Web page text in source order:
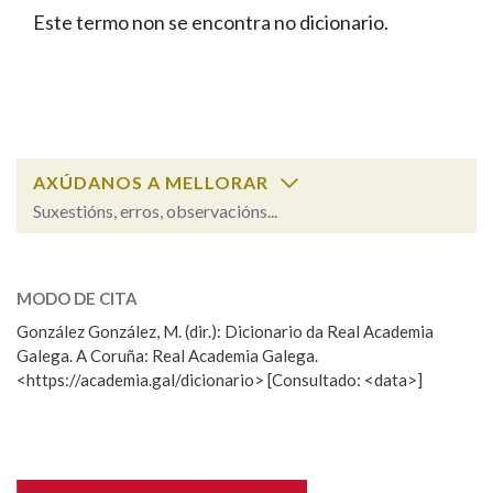
FIGURAS HOMENAXEADAS
PORTAL DAS PALABRAS
Facebook
TwitterYoutubeInstagram
Bluesky
BUSCAR NOS LEMAS
Remata por
BUSCAR NO CONTIDO
Nas definicións
Este termo non se encontra no dicionario.
AXÚDANOS A MELLORAR
Suxestións, erros, observacións...
Observación
Nome
MODO DE CITA
González González, M. (dir.): Dicionario da Real Academia
Galega. A Coruña: Real Academia Galega.
<https://academia.gal/dicionario> [Consultado: <data>]